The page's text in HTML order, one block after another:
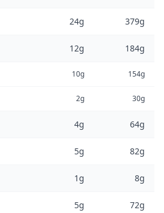
24g 379g
12g 184g
10g 154g
2g 30g
4g 64g
5g 82g
1g 8g
5g 72g